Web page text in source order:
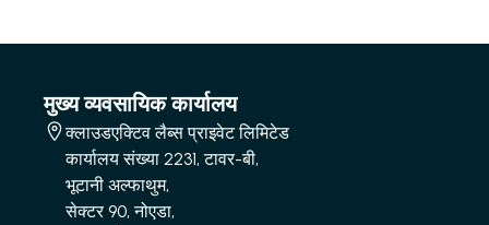
मुख्य व्यवसायिक कार्यालय
क्लाउडएक्टिव लैब्स प्राइवेट लिमिटेड
कार्यालय संख्या 2231, टावर-बी,
भूटानी अल्फाथुम,
सेक्टर 90, नोएडा,